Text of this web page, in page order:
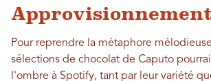
Pour reprendre la métaphore
sélections de chocolat de Caputo
l'ombre à Spotify, tant par leur variété